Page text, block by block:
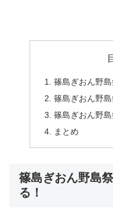
篠島ぎおん野
篠島ぎおん野
篠島ぎおん野
まとめ
篠島ぎおん野島
る！